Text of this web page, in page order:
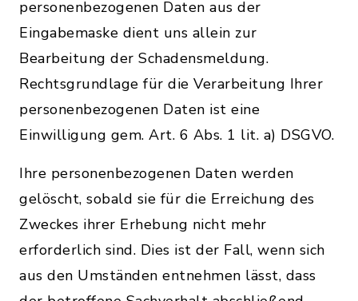
personenbezogenen Daten aus der
Eingabemaske dient uns allein zur
Bearbeitung der Schadensmeldung.
Rechtsgrundlage für die Verarbeitung Ihrer
personenbezogenen Daten ist eine
Einwilligung gem. Art. 6 Abs. 1 lit. a) DSGVO.
Ihre personenbezogenen Daten werden
gelöscht, sobald sie für die Erreichung des
Zweckes ihrer Erhebung nicht mehr
erforderlich sind. Dies ist der Fall, wenn sich
aus den Umständen entnehmen lässt, dass